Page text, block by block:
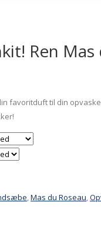
Ren Mas
favoritduft til din
Mas du Roseau